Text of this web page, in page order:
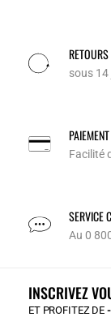
sous
Facilité
SERVICE
Au 0
INSCRIVEZ
ET PROFITEZ DE